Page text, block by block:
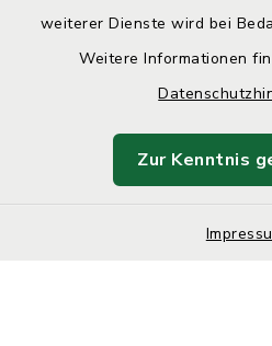
weiterer Dienste wird bei
Weitere Informationen
Zur Kenntnis